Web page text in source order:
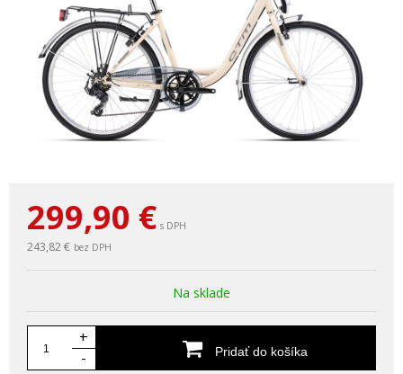
299,90 € s DPH
243,82 € bez DPH
Na sklade
+
-
Pridať do košíka